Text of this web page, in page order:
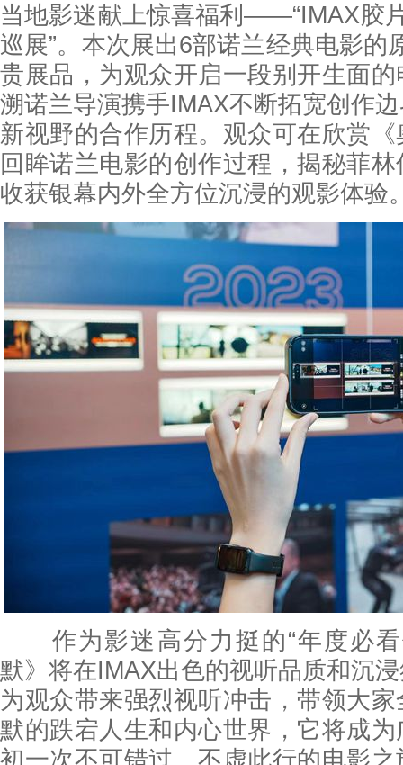
当地影迷献上惊喜福利——“IMAX胶
巡展”。本次展出6部诺兰经典电影的
贵展品，为观众开启一段别开生面
溯诺兰导演携手IMAX不断拓宽创作
新视野的合作历程。观众可在欣赏
回眸诺兰电影的创作过程，揭秘菲
收获银幕内外全方位沉浸的观影体验
作为影迷高分力挺的“年度必看
默》将在IMAX出色的视听品质和沉
为观众带来强烈视听冲击，带领大
默的跌宕人生和内心世界，它将成
初一次不可错过、不虚此行的电影